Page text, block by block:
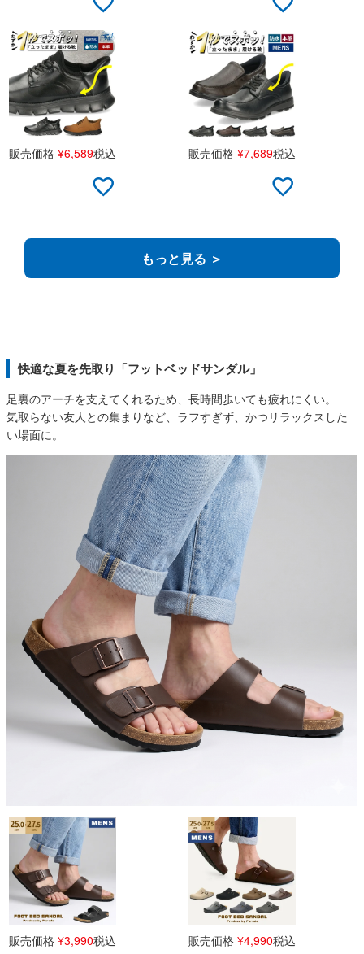
販売価格 ¥6,589税込 販売価格 ¥7,689税込
もっと見る ＞
快適な夏を先取り「フットベッドサンダル」
足裏のアーチを支えてくれるため、長時間歩いても疲れにくい。
気取らない友人との集まりなど、ラフすぎず、かつリラックスした
い場面に。
販売価格 ¥3,990税込 販売価格 ¥4,990税込